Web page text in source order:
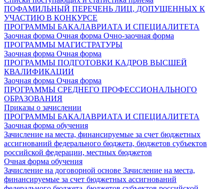
ПОФАМИЛЬНЫЙ ПЕРЕЧЕНЬ ЛИЦ, ДОПУЩЕННЫХ К
УЧАСТИЮ В КОНКУРСЕ
ПРОГРАММЫ БАКАЛАВРИАТА И СПЕЦИАЛИТЕТА
Заочная форма Очная форма Очно-заочная форма
ПРОГРАММЫ МАГИСТРАТУРЫ
Заочная форма Очная форма
ПРОГРАММЫ ПОДГОТОВКИ КАДРОВ ВЫСШЕЙ
КВАЛИФИКАЦИИ
Заочная форма Очная форма
ПРОГРАММЫ СРЕДНЕГО ПРОФЕССИОНАЛЬНОГО
ОБРАЗОВАНИЯ
Приказы о зачислении
ПРОГРАММЫ БАКАЛАВРИАТА И СПЕЦИАЛИТЕТА
Заочная форма обучения
Зачисление на места, финансируемые за счет бюджетных
ассигнований федерального бюджета, бюджетов субъектов
российской федерации, местных бюджетов
Очная форма обучения
Зачисление на договорной основе Зачисление на места,
финансируемые за счет бюджетных ассигнований